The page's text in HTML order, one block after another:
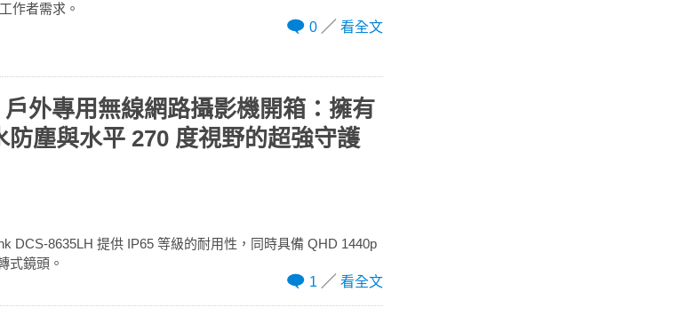
作者需求。
0
看全文
外專用無線網路攝影機開箱：擁有
塵與水平 270 度視野的超強守護
DCS-8635LH 提供 IP65 等級的耐用性，同時具備 QHD 1440p
式鏡頭。
1
看全文